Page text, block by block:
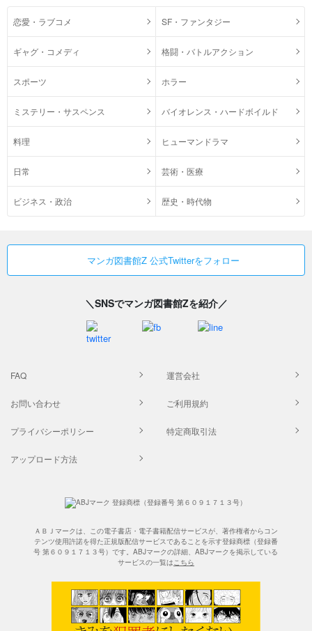
恋愛・ラブコメ SF・ファンタジー
ギャグ・コメディ 格闘・バトルアクション
スポーツ ホラー
ミステリー・サスペンス バイオレンス・ハードボイルド
料理 ヒューマンドラマ
日常 芸術・医療
ビジネス・政治 歴史・時代物
マンガ図書館Z 公式Twitterをフォロー
＼SNSでマンガ図書館Zを紹介／
FAQ 運営会社
お問い合わせ ご利用規約
プライバシーポリシー 特定商取引法
アップロード方法
ＡＢＪマークは、この電子書店・電子書籍配信サービスが、著作権者からコン
テンツ使用許諾を得た正規版配信サービスであることを示す登録商標（登録番
号 第６０９１７１３号）です。ABJマークの詳細、ABJマークを掲示している
サービスの一覧はこちら